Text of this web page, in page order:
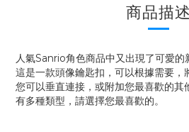
商品描述
人氣Sanrio角色商品中又出現了可愛的
這是一款頭像鑰匙扣，可以根據需要，
您可以垂直連接，或附加您最喜歡的其
有多種類型，請選擇您最喜歡的。